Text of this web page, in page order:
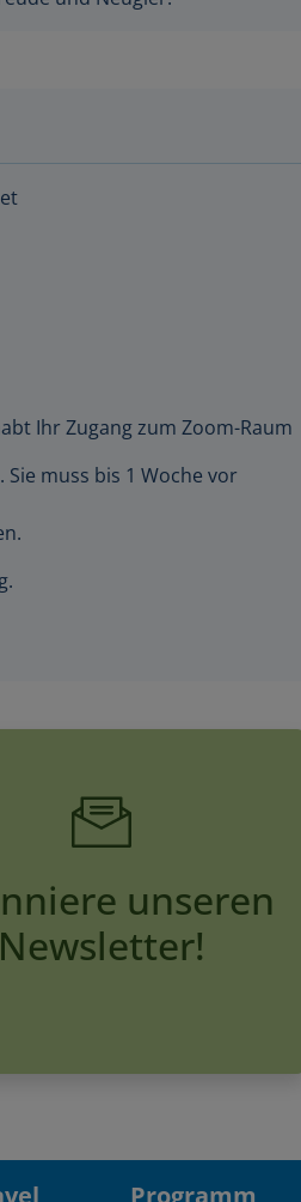
Ihr Zugang zum Zoom-Raum
muss bis 1 Woche vor
unseren
Newsletter!
Programm